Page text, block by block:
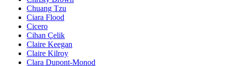
Chuang Tzu
Ciara Flood
Cicero
Cihan Çelik
Claire Keegan
Claire Kilroy
Clara Dupont-Monod